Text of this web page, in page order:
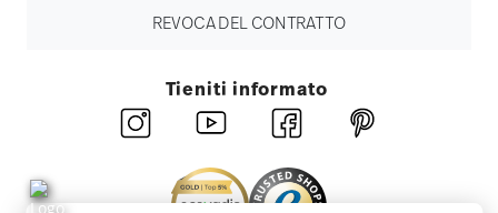
REVOCA DEL CONTRATTO
Tieniti informato